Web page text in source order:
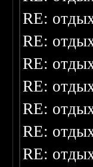
RE:
RE:
RE:
RE:
RE:
RE:
RE: